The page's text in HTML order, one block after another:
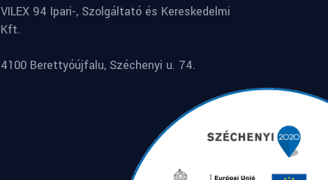
VILEX 94 Ipari-, Szolgáltató és Kereskedelmi
Kft.
4100 Berettyóújfalu, Széchenyi u. 74.